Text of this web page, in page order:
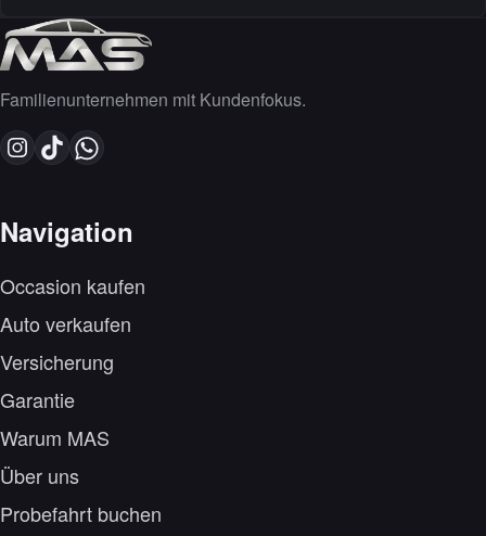
Familienunternehmen mit Kundenfokus.
Navigation
Occasion kaufen
Auto verkaufen
Versicherung
Garantie
Warum MAS
Über uns
Probefahrt buchen